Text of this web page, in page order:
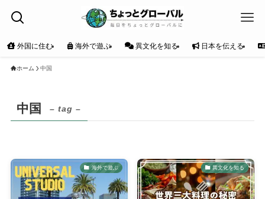
外国に住む 海外で遊ぶ 異文化を知る 日本を伝える
ホーム 中国
中国 – tag –
海外で遊ぶ 異文化を知る